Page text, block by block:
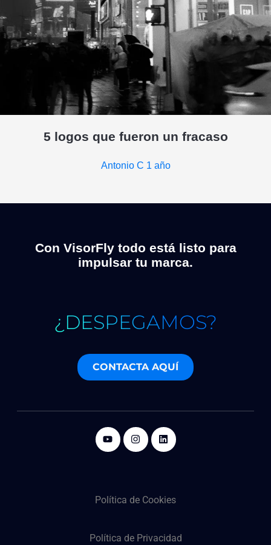
5 logos que fueron un fracaso
Antonio C 1 año
Con VisorFly todo está listo para
impulsar tu marca.
¿DESPEGAMOS?
CONTACTA AQUÍ
Política de Cookies
Política de Privacidad